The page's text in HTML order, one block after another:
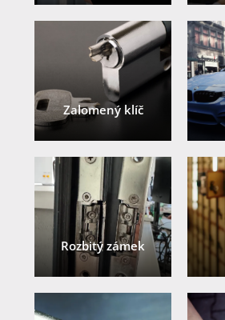
Zalomený klíč
Rozbitý zámek